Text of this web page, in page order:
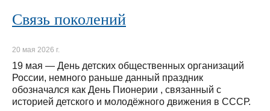
Связь поколений
20 мая 2026 г.
19 мая — День детских общественных организаций
России, немного раньше данный праздник
обозначался как День Пионерии , связанный с
историей детского и молодёжного движения в СССР.